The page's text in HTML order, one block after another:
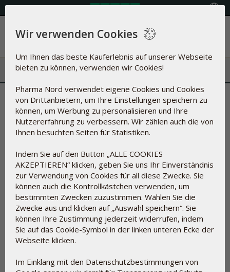
Menü
Übersicht der Hilfsstoffe
Was steckt in unseren Produkten?
Bei der Herstellung von Nahrungsergänzungsmitteln und
Arzneimitteln kann nicht immer auf Hilfsstoffe verzichtet
werden.
Hilfsstoffe dienen unter anderem dazu, die Wirkstoffe in
Tabletten und Kapseln zusammenzuhalten, sie vor
Einwirkung durch Luftsauerstoff, durch Mikroorganismen und
vor UV-Strahlung zu schützen, die Konsistenz zu regulieren,
den Geschmack zu verbessern, sie schluckfreundlicher zu
einladend aussehen zu lassen.
Wir verwenden Cookies
Um Ihnen das beste Kauferlebnis auf unserer Webseite
bieten zu können, verwenden wir Cookies!
Pharma Nord verwendet eigene Cookies und Cookies
von Drittanbietern, um Ihre Einstellungen speichern zu
können, um Werbung zu personalisieren und Ihre
Nutzererfahrung zu verbessern. Wir zählen auch die von
Ihnen besuchten Seiten für Statistiken.
Indem Sie auf den Button „ALLE COOKIES
AKZEPTIEREN“ klicken, geben Sie uns Ihr Einverständnis
zur Verwendung von Cookies für all diese Zwecke. Sie
können auch die Kontrollkästchen verwenden, um
bestimmten Zwecken zuzustimmen. Wählen Sie die
Zwecke aus und klicken auf „Auswahl speichern“. Sie
können Ihre Zustimmung jederzeit widerrufen, indem
Sie auf das Cookie-Symbol in der linken unteren Ecke der
Webseite klicken.
Im Einklang mit den Datenschutzbestimmungen von